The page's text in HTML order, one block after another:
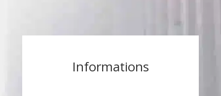
Informations